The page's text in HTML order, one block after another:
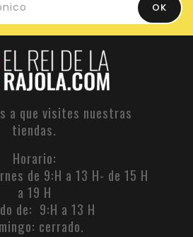
a que visites nuestras
tiendas.
Horario:
de 9:H a 13 H- de 15 H
a 19 H
de: 9:H a 13 H
cerrado.